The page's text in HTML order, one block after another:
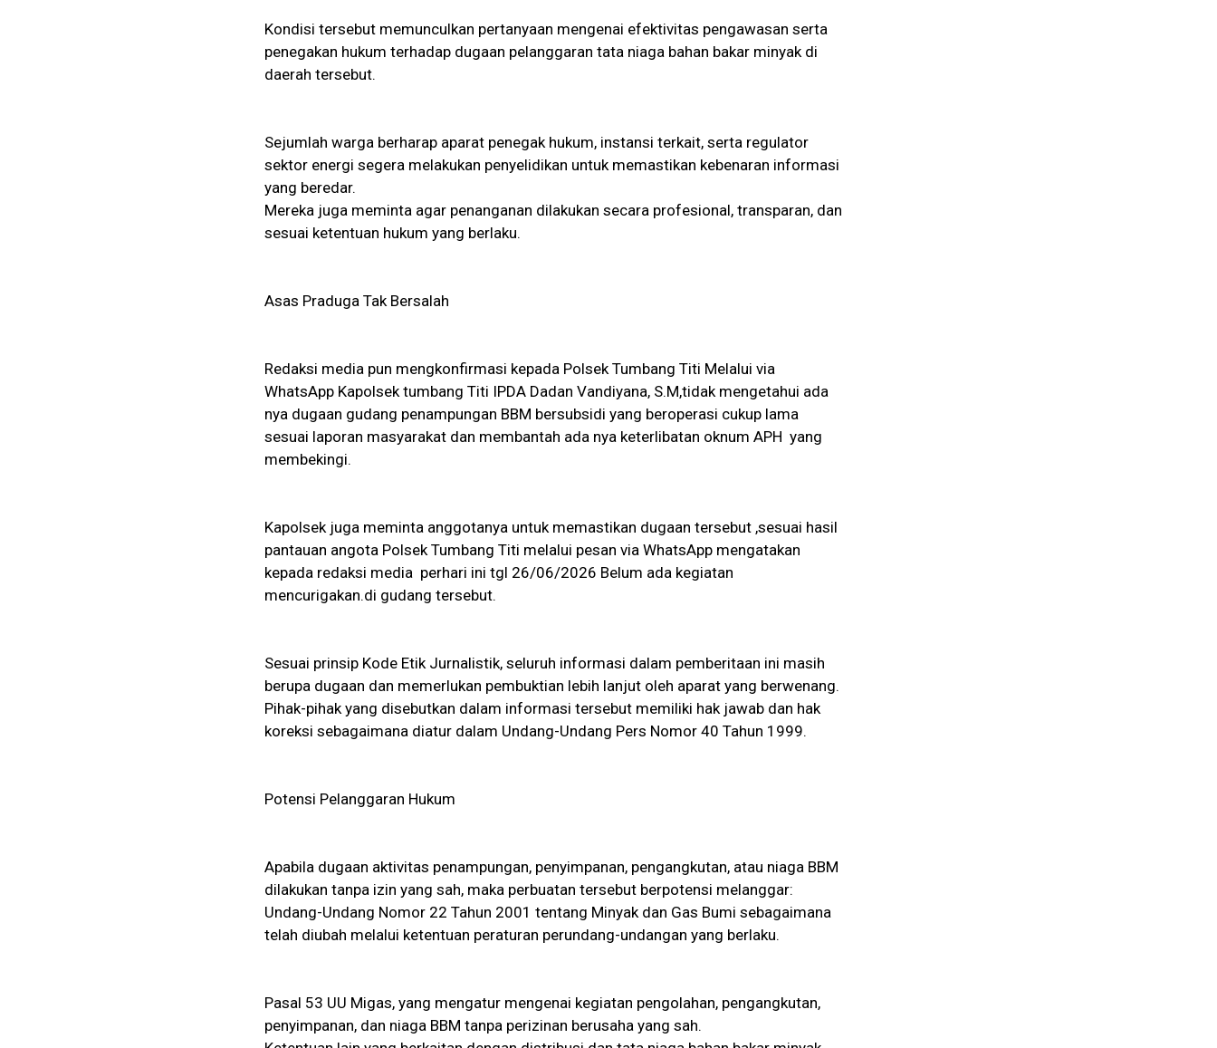
Kondisi tersebut memunculkan pertanyaan mengenai efektivitas pengawasan serta
penegakan hukum terhadap dugaan pelanggaran tata niaga bahan bakar minyak di
daerah tersebut.
Sejumlah warga berharap aparat penegak hukum, instansi terkait, serta regulator
sektor energi segera melakukan penyelidikan untuk memastikan kebenaran informasi
yang beredar.
Mereka juga meminta agar penanganan dilakukan secara profesional, transparan, dan
sesuai ketentuan hukum yang berlaku.
Asas Praduga Tak Bersalah
Redaksi media pun mengkonfirmasi kepada Polsek Tumbang Titi Melalui via
WhatsApp Kapolsek tumbang Titi IPDA Dadan Vandiyana, S.M,tidak mengetahui ada
nya dugaan gudang penampungan BBM bersubsidi yang beroperasi cukup lama
sesuai laporan masyarakat dan membantah ada nya keterlibatan oknum APH yang
membekingi.
Kapolsek juga meminta anggotanya untuk memastikan dugaan tersebut ,sesuai hasil
pantauan angota Polsek Tumbang Titi melalui pesan via WhatsApp mengatakan
kepada redaksi media perhari ini tgl 26/06/2026 Belum ada kegiatan
mencurigakan.di gudang tersebut.
Sesuai prinsip Kode Etik Jurnalistik, seluruh informasi dalam pemberitaan ini masih
berupa dugaan dan memerlukan pembuktian lebih lanjut oleh aparat yang berwenang.
Pihak-pihak yang disebutkan dalam informasi tersebut memiliki hak jawab dan hak
koreksi sebagaimana diatur dalam Undang-Undang Pers Nomor 40 Tahun 1999.
Potensi Pelanggaran Hukum
Apabila dugaan aktivitas penampungan, penyimpanan, pengangkutan, atau niaga BBM
dilakukan tanpa izin yang sah, maka perbuatan tersebut berpotensi melanggar:
Undang-Undang Nomor 22 Tahun 2001 tentang Minyak dan Gas Bumi sebagaimana
telah diubah melalui ketentuan peraturan perundang-undangan yang berlaku.
Pasal 53 UU Migas, yang mengatur mengenai kegiatan pengolahan, pengangkutan,
penyimpanan, dan niaga BBM tanpa perizinan berusaha yang sah.